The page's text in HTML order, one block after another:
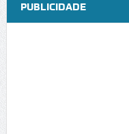
PUBLICIDADE